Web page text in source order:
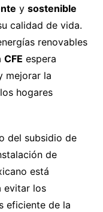
y sostenible
calidad de vida.
renovables
CFE espera
mejorar la
hogares
del subsidio de
de
está
evitar los
eficiente de la